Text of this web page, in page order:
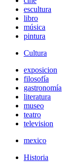
escultura
libro
música
pintura
Cultura
exposicion
filosofía
gastronomía
literatura
museo
teatro
television
mexico
Historia